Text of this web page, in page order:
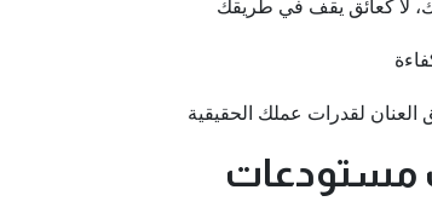
لا كعائق يقف في طريقك
لقدرات عملك الحقيقية
مستودعات